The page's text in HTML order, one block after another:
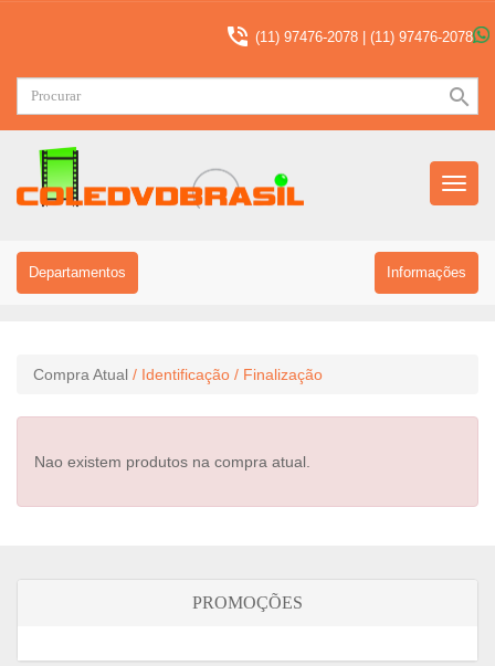
 (11) 97476-2078 | (11) 97476-2078
search
Menu
Departamentos Informações
Compra Atual / Identificação / Finalização
Nao existem produtos na compra atual.
PROMOÇÕES